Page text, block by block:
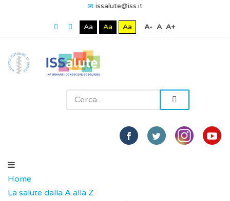
issalute@iss.it
Aa Aa Aa A- A A+
Home
La salute dalla A alla Z